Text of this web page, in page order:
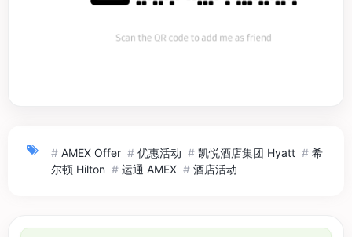
# AMEX Offer # 优惠活动 # 凯悦酒店集团 Hyatt # 希
尔顿 Hilton # 运通 AMEX # 酒店活动